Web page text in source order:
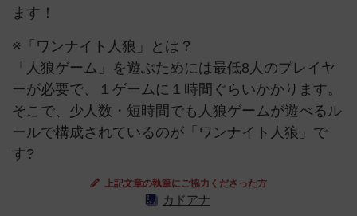
ます！
※「ワンナイト人狼」とは？
「人狼ゲーム」を遊ぶためには最低8人のプレイヤ
ーが必要で、１ゲームに１時間ぐらいかかります。
そこで、少人数・短時間でも人狼ゲームが遊べるル
ールで構成されているのが「ワンナイト人狼」で
す?
上記文章の執筆にご協力くださった方
カドアナ